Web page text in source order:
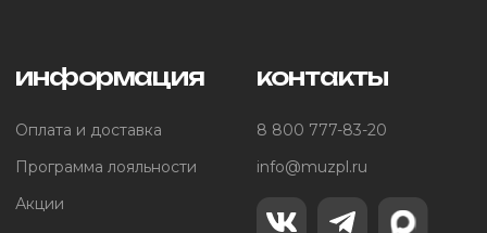
информация
Оплата и доставка
Программа лояльности
Акции
контакты
8 800 777-83-20
info@muzpl.ru